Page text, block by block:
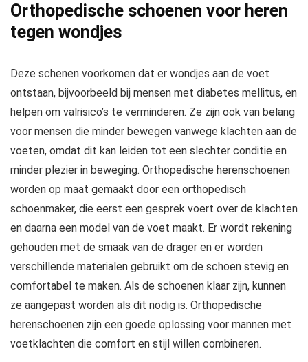
Orthopedische schoenen voor heren
tegen wondjes
Deze schenen voorkomen dat er wondjes aan de voet
ontstaan, bijvoorbeeld bij mensen met diabetes mellitus, en
helpen om valrisico’s te verminderen. Ze zijn ook van belang
voor mensen die minder bewegen vanwege klachten aan de
voeten, omdat dit kan leiden tot een slechter conditie en
minder plezier in beweging. Orthopedische herenschoenen
worden op maat gemaakt door een orthopedisch
schoenmaker, die eerst een gesprek voert over de klachten
en daarna een model van de voet maakt. Er wordt rekening
gehouden met de smaak van de drager en er worden
verschillende materialen gebruikt om de schoen stevig en
comfortabel te maken. Als de schoenen klaar zijn, kunnen
ze aangepast worden als dit nodig is. Orthopedische
herenschoenen zijn een goede oplossing voor mannen met
voetklachten die comfort en stijl willen combineren.